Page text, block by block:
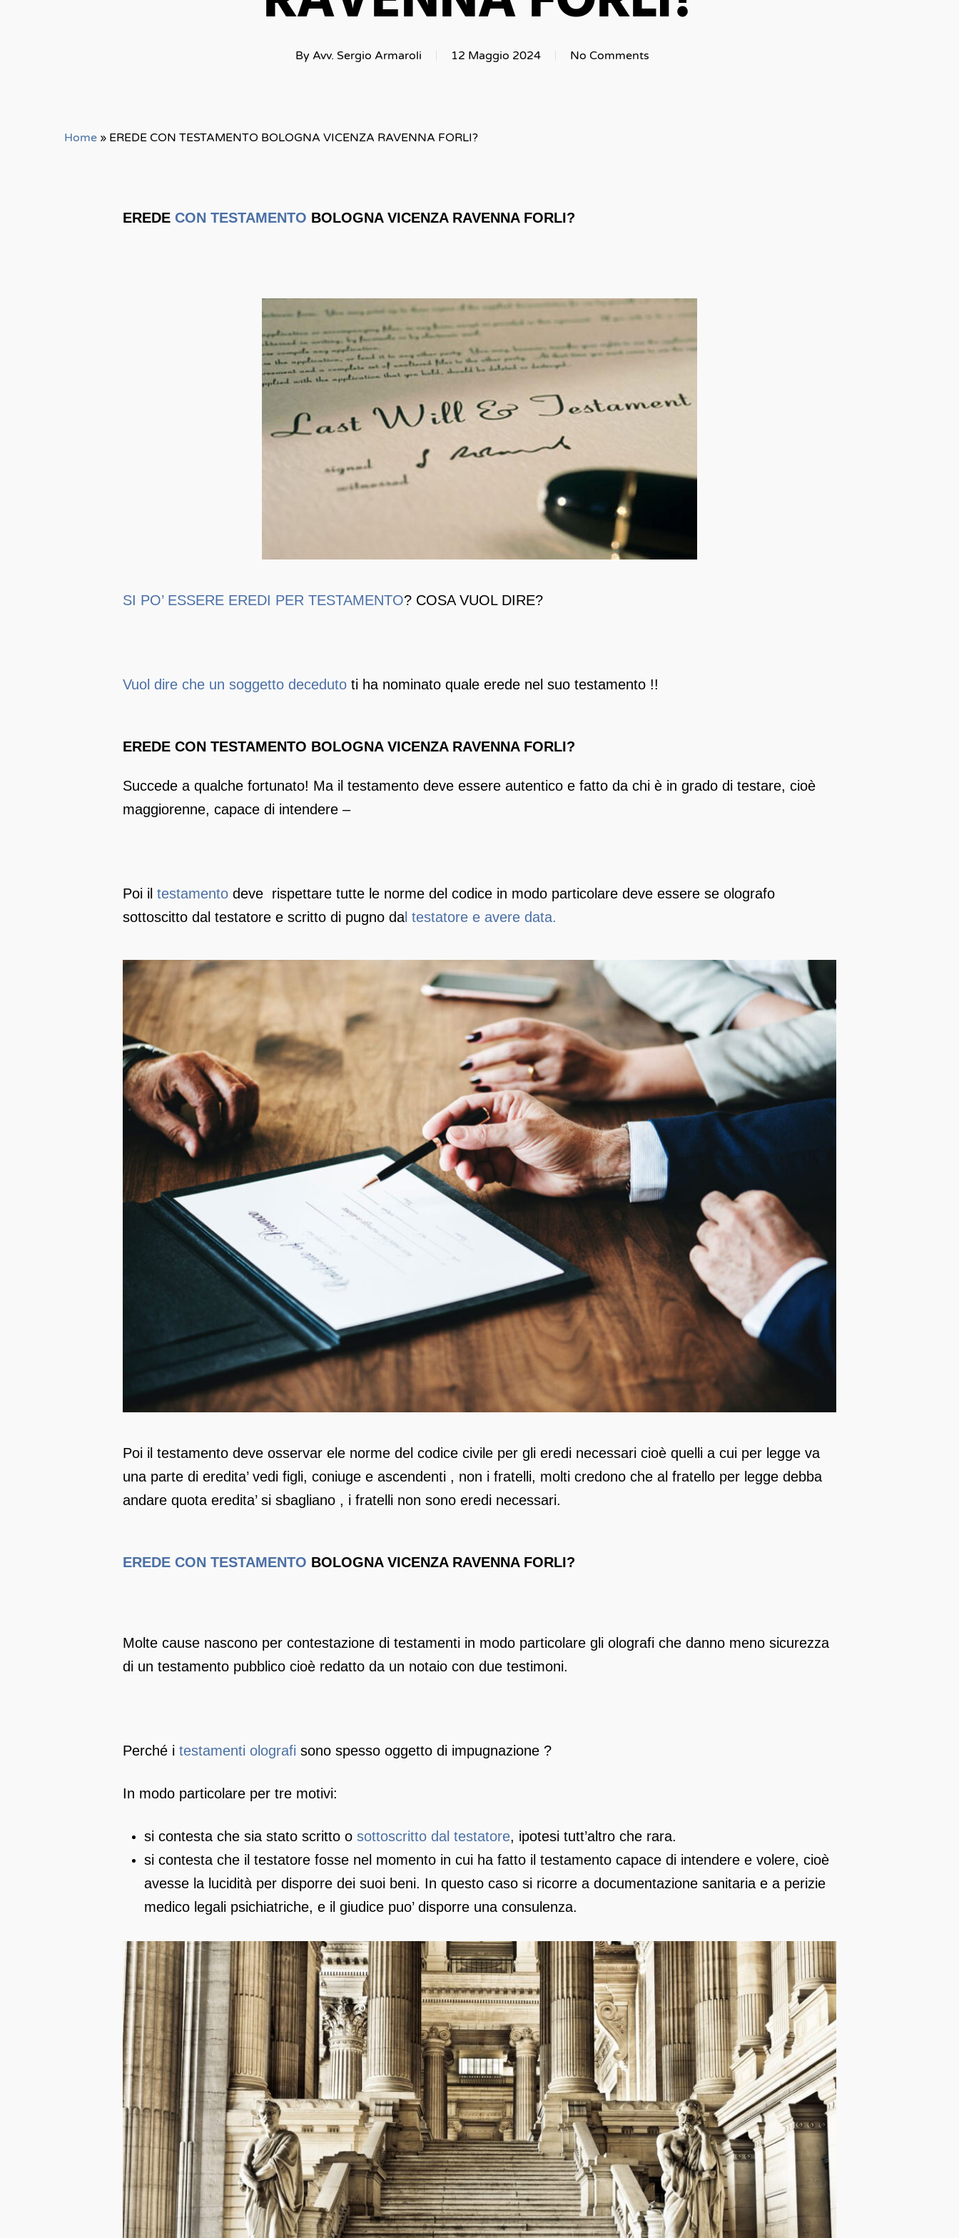
By Avv. Sergio Armaroli 12 Maggio 2024 No Comments
Home » EREDE CON TESTAMENTO BOLOGNA VICENZA RAVENNA FORLI?
EREDE CON TESTAMENTO BOLOGNA VICENZA RAVENNA FORLI?
SI PO’ ESSERE EREDI PER TESTAMENTO? COSA VUOL DIRE?
Vuol dire che un soggetto deceduto ti ha nominato quale erede nel suo testamento !!
EREDE CON TESTAMENTO BOLOGNA VICENZA RAVENNA FORLI?
Succede a qualche fortunato! Ma il testamento deve essere autentico e fatto da chi è in grado di testare, cioè
maggiorenne, capace di intendere –
Poi il testamento deve rispettare tutte le norme del codice in modo particolare deve essere se olografo
sottoscitto dal testatore e scritto di pugno da l testatore e avere data.
Poi il testamento deve osservar ele norme del codice civile per gli eredi necessari cioè quelli a cui per legge va
una parte di eredita’ vedi figli, coniuge e ascendenti , non i fratelli, molti credono che al fratello per legge debba
andare quota eredita’ si sbagliano , i fratelli non sono eredi necessari.
EREDE CON TESTAMENTO BOLOGNA VICENZA RAVENNA FORLI?
Molte cause nascono per contestazione di testamenti in modo particolare gli olografi che danno meno sicurezza
di un testamento pubblico cioè redatto da un notaio con due testimoni.
Perché i testamenti olografi sono spesso oggetto di impugnazione ?
In modo particolare per tre motivi:
si contesta che sia stato scritto o sottoscritto dal testatore, ipotesi tutt’altro che rara.
si contesta che il testatore fosse nel momento in cui ha fatto il testamento capace di intendere e volere, cioè
avesse la lucidità per disporre dei suoi beni. In questo caso si ricorre a documentazione sanitaria e a perizie
medico legali psichiatriche, e il giudice puo’ disporre una consulenza.